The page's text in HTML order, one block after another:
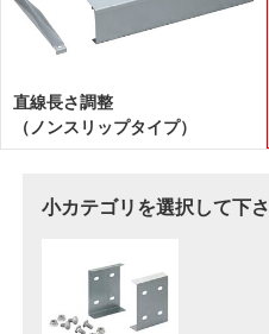
直線長さ調整
（ノンスリップタイプ）
小カテゴリを選択して下